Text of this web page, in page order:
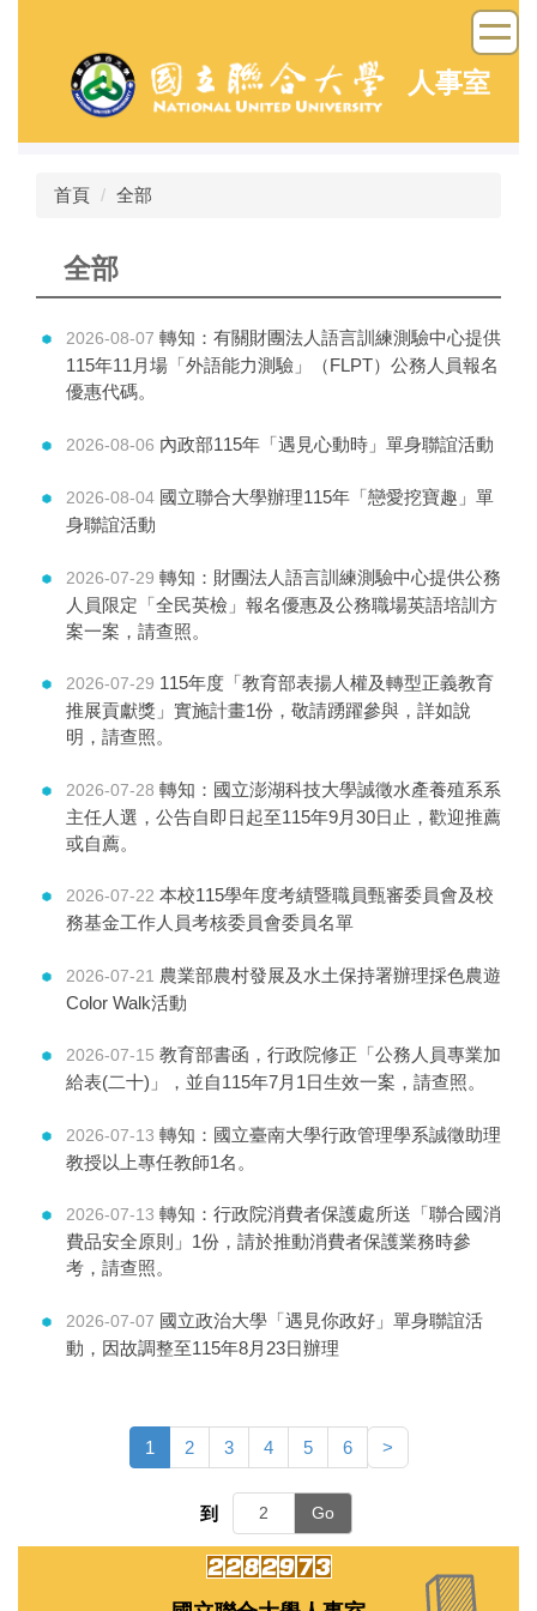
容
人事室
首頁 全部
全部
2026-08-07 轉知：有關財團法人語言訓練測驗中心提供
115年11月場「外語能力測驗」（FLPT）公務人員報名
優惠代碼。
2026-08-06 內政部115年「遇見心動時」單身聯誼活動
2026-08-04 國立聯合大學辦理115年「戀愛挖寶趣」單
身聯誼活動
2026-07-29 轉知：財團法人語言訓練測驗中心提供公務
人員限定「全民英檢」報名優惠及公務職場英語培訓方
案一案，請查照。
2026-07-29 115年度「教育部表揚人權及轉型正義教育
推展貢獻獎」實施計畫1份，敬請踴躍參與，詳如說
明，請查照。
2026-07-28 轉知：國立澎湖科技大學誠徵水產養殖系系
主任人選，公告自即日起至115年9月30日止，歡迎推薦
或自薦。
2026-07-22 本校115學年度考績暨職員甄審委員會及校
務基金工作人員考核委員會委員名單
2026-07-21 農業部農村發展及水土保持署辦理採色農遊
Color Walk活動
2026-07-15 教育部書函，行政院修正「公務人員專業加
給表(二十)」，並自115年7月1日生效一案，請查照。
2026-07-13 轉知：國立臺南大學行政管理學系誠徵助理
教授以上專任教師1名。
2026-07-13 轉知：行政院消費者保護處所送「聯合國消
費品安全原則」1份，請於推動消費者保護業務時參
考，請查照。
2026-07-07 國立政治大學「遇見你政好」單身聯誼活
動，因故調整至115年8月23日辦理
1 2 3 4 5 6 >
到 Go